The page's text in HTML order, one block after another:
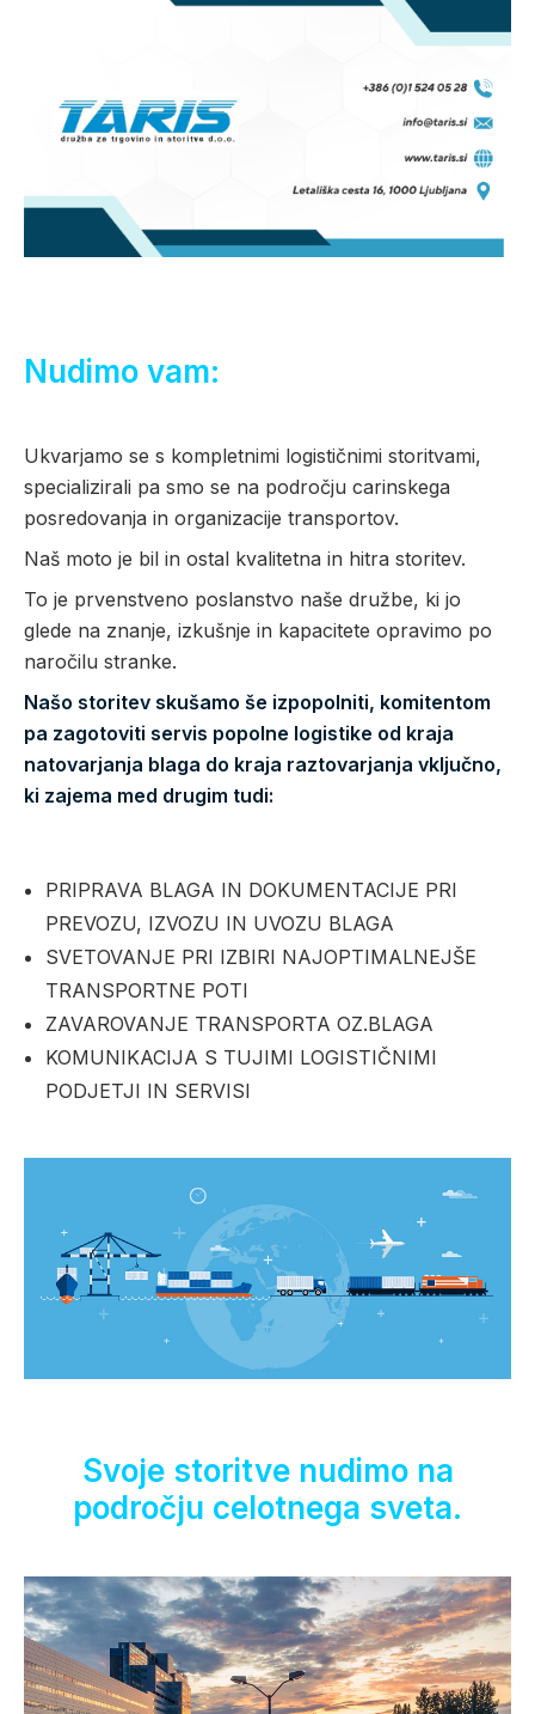
Nudimo vam:
Ukvarjamo se s kompletnimi logističnimi storitvami,
specializirali pa smo se na področju carinskega
posredovanja in organizacije transportov.
Naš moto je bil in ostal kvalitetna in hitra storitev.
To je prvenstveno poslanstvo naše družbe, ki jo
glede na znanje, izkušnje in kapacitete opravimo po
naročilu stranke.
Našo storitev skušamo še izpopolniti, komitentom
pa zagotoviti servis popolne logistike od kraja
natovarjanja blaga do kraja raztovarjanja vključno,
ki zajema med drugim tudi:
PRIPRAVA BLAGA IN DOKUMENTACIJE PRI
PREVOZU, IZVOZU IN UVOZU BLAGA
SVETOVANJE PRI IZBIRI NAJOPTIMALNEJŠE
TRANSPORTNE POTI
ZAVAROVANJE TRANSPORTA OZ.BLAGA
KOMUNIKACIJA S TUJIMI LOGISTIČNIMI
PODJETJI IN SERVISI
Svoje storitve nudimo na
področju celotnega sveta.